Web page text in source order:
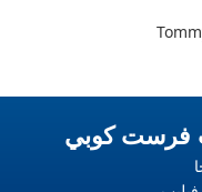
فرست كوبي